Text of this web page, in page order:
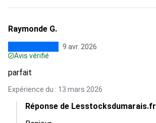
Raymonde G.
9 avr. 2026
Avis vérifié
parfait
Expérience du : 13 mars 2026
Réponse de Lesstocksdumarais.fr